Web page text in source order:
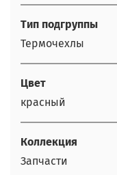
Тип подгруппы
Термочехлы
Цвет
красный
Коллекция
Запчасти